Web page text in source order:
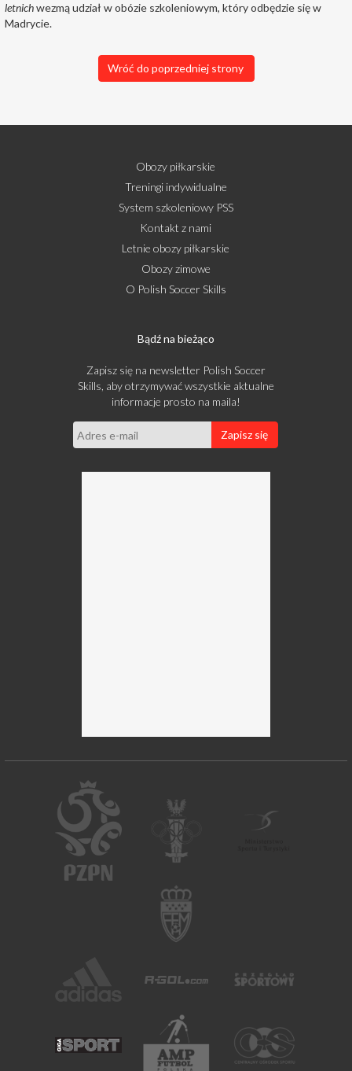
letnichwezmą udział w obózie szkoleniowym, który odbędzie się w
Madrycie.
Wróć do poprzedniej strony
Obozy piłkarskie
Treningi indywidualne
System szkoleniowy PSS
Kontakt z nami
Letnie obozy piłkarskie
Obozy zimowe
O Polish Soccer Skills
Bądź na bieżąco
Zapisz się na newsletter Polish Soccer
Skills, aby otrzymywać wszystkie aktualne
informacje prosto na maila!
Zapisz się